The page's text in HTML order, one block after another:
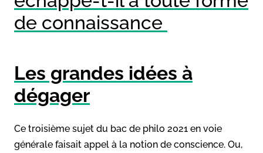
de connaissance
Les grandes idées à
dégager
Ce troisième sujet du bac de philo 2021 en voie
générale faisait appel à la notion de conscience. Ou,